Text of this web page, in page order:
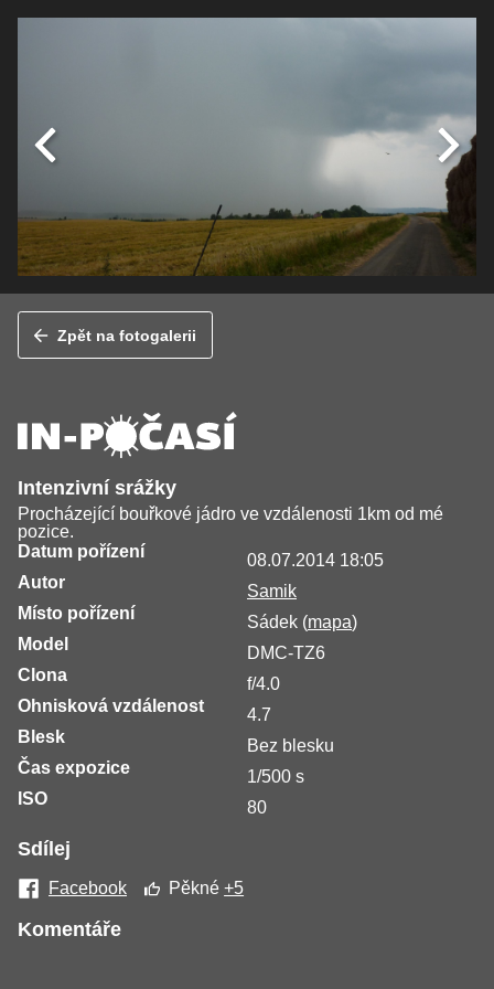
Zpět na fotogalerii
Intenzivní srážky
Procházející bouřkové jádro ve vzdálenosti 1km od mé
pozice.
Datum pořízení
08.07.2014 18:05
Autor
Samik
Místo pořízení
Sádek (mapa)
Model
DMC-TZ6
Clona
f/4.0
Ohnisková vzdálenost
4.7
Blesk
Bez blesku
Čas expozice
1/500 s
ISO
80
Sdílej
Facebook Pěkné+5
Komentáře